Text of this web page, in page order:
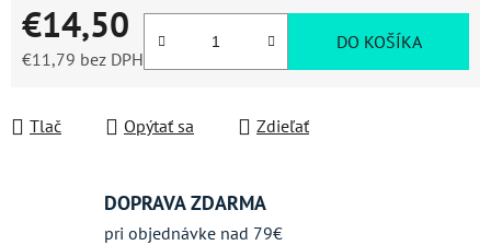
€14,50
€11,79 bez DPH
DO KOŠÍKA
Tlač Opýtať sa Zdieľať
DOPRAVA ZDARMA
pri objednávke nad 79€